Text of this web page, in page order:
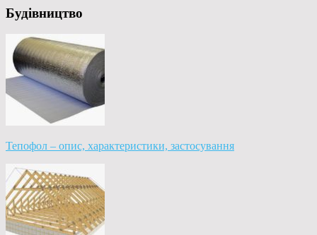
Будівництво
Тепофол – опис, характеристики, застосування